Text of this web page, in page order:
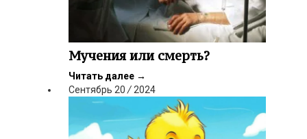
Мучения или смерть?
Читать далее →
Сентябрь 20 / 2024